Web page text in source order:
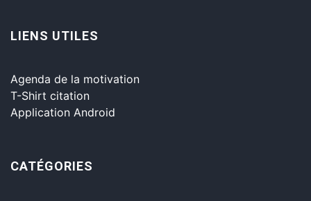
LIENS UTILES
Agenda de la motivation
T-Shirt citation
Application Android
CATÉGORIES